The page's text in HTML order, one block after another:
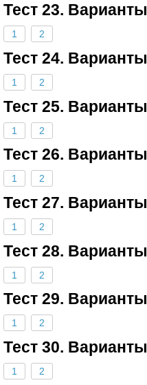
Тест 23. Варианты
1 2
Тест 24. Варианты
1 2
Тест 25. Варианты
1 2
Тест 26. Варианты
1 2
Тест 27. Варианты
1 2
Тест 28. Варианты
1 2
Тест 29. Варианты
1 2
Тест 30. Варианты
1 2